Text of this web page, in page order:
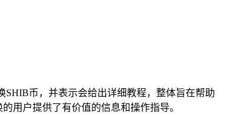
币，并表示会给出详细教程，整体旨在帮助
用户提供了有价值的信息和操作指导。